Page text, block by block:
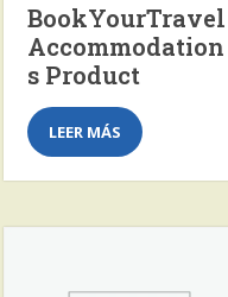
BookYourTravel
Accommodation
s Product
LEER MÁS